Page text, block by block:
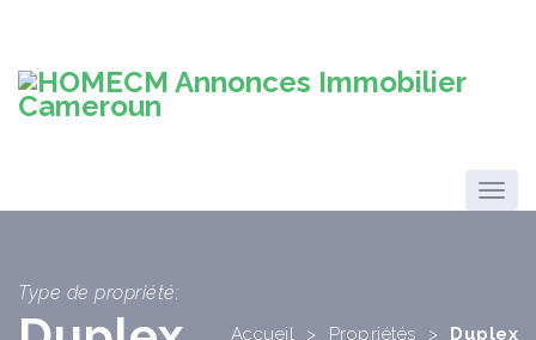
Type de propriété:
Accueil > Propriétés > Duplex